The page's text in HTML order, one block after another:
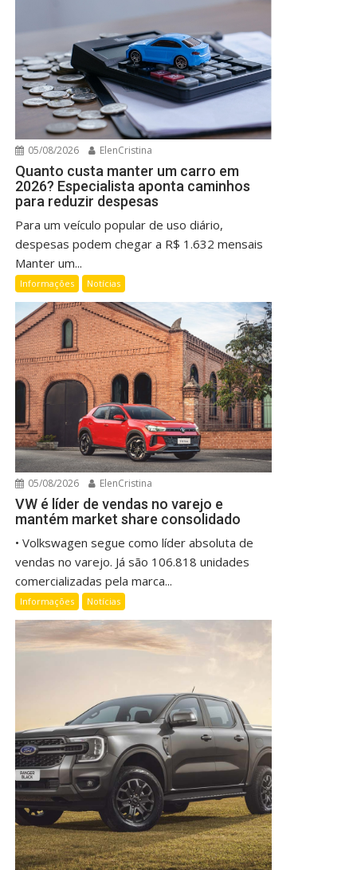
05/08/2026 ElenCristina
Quanto custa manter um carro em
2026? Especialista aponta caminhos
para reduzir despesas
Para um veículo popular de uso diário,
despesas podem chegar a R$ 1.632 mensais
Manter um...
Informações Notícias
05/08/2026 ElenCristina
VW é líder de vendas no varejo e
mantém market share consolidado
• Volkswagen segue como líder absoluta de
vendas no varejo. Já são 106.818 unidades
comercializadas pela marca...
Informações Notícias